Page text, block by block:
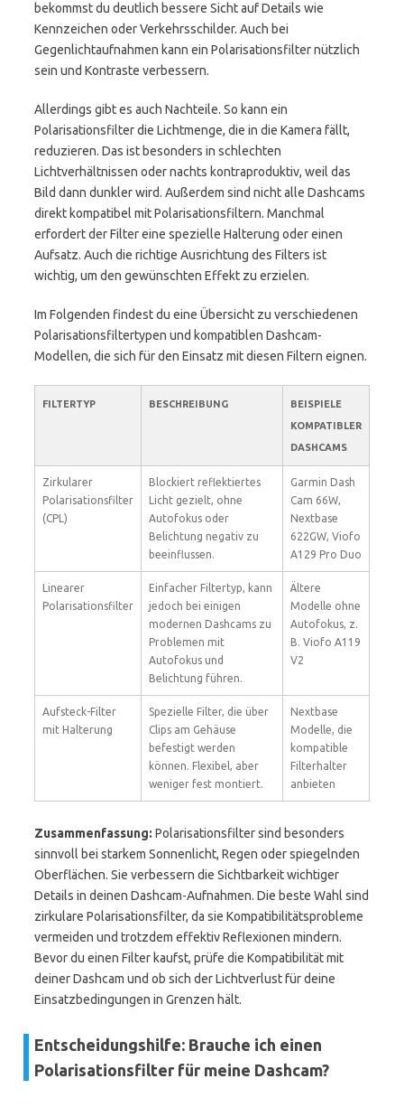
bekommst du deutlich bessere Sicht auf Details wie
Kennzeichen oder Verkehrsschilder. Auch bei
Gegenlichtaufnahmen kann ein Polarisationsfilter nützlich
sein und Kontraste verbessern.
Allerdings gibt es auch Nachteile. So kann ein
Polarisationsfilter die Lichtmenge, die in die Kamera fällt,
reduzieren. Das ist besonders in schlechten
Lichtverhältnissen oder nachts kontraproduktiv, weil das
Bild dann dunkler wird. Außerdem sind nicht alle Dashcams
direkt kompatibel mit Polarisationsfiltern. Manchmal
erfordert der Filter eine spezielle Halterung oder einen
Aufsatz. Auch die richtige Ausrichtung des Filters ist
wichtig, um den gewünschten Effekt zu erzielen.
Im Folgenden findest du eine Übersicht zu verschiedenen
Polarisationsfiltertypen und kompatiblen Dashcam-
Modellen, die sich für den Einsatz mit diesen Filtern eignen.
FILTERTYP BESCHREIBUNG
BEISPIELE
KOMPATIBLER
DASHCAMS
Zirkularer
Polarisationsfilter
(CPL)
Blockiert reflektiertes
Licht gezielt, ohne
Autofokus oder
Belichtung negativ zu
beeinflussen.
Garmin Dash
Cam 66W,
Nextbase
622GW, Viofo
A129 Pro Duo
Linearer
Polarisationsfilter
Einfacher Filtertyp, kann
jedoch bei einigen
modernen Dashcams zu
Problemen mit
Autofokus und
Belichtung führen.
Ältere
Modelle ohne
Autofokus, z.
B. Viofo A119
V2
Aufsteck-Filter
mit Halterung
Spezielle Filter, die über
Clips am Gehäuse
befestigt werden
können. Flexibel, aber
weniger fest montiert.
Nextbase
Modelle, die
kompatible
Filterhalter
anbieten
Zusammenfassung: Polarisationsfilter sind besonders
sinnvoll bei starkem Sonnenlicht, Regen oder spiegelnden
Oberflächen. Sie verbessern die Sichtbarkeit wichtiger
Details in deinen Dashcam-Aufnahmen. Die beste Wahl sind
zirkulare Polarisationsfilter, da sie Kompatibilitätsprobleme
vermeiden und trotzdem effektiv Reflexionen mindern.
Bevor du einen Filter kaufst, prüfe die Kompatibilität mit
deiner Dashcam und ob sich der Lichtverlust für deine
Einsatzbedingungen in Grenzen hält.
Entscheidungshilfe: Brauche ich einen
Polarisationsfilter für meine Dashcam?